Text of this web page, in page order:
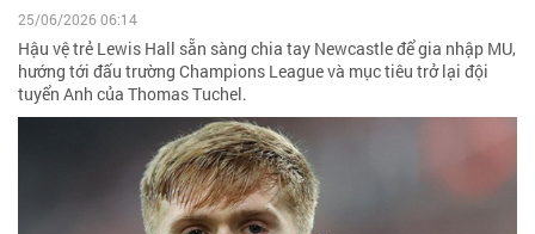
25/06/2026 06:14
Hậu vệ trẻ Lewis Hall sẵn sàng chia tay Newcastle để gia nhập MU,
hướng tới đấu trường Champions League và mục tiêu trở lại đội
tuyển Anh của Thomas Tuchel.